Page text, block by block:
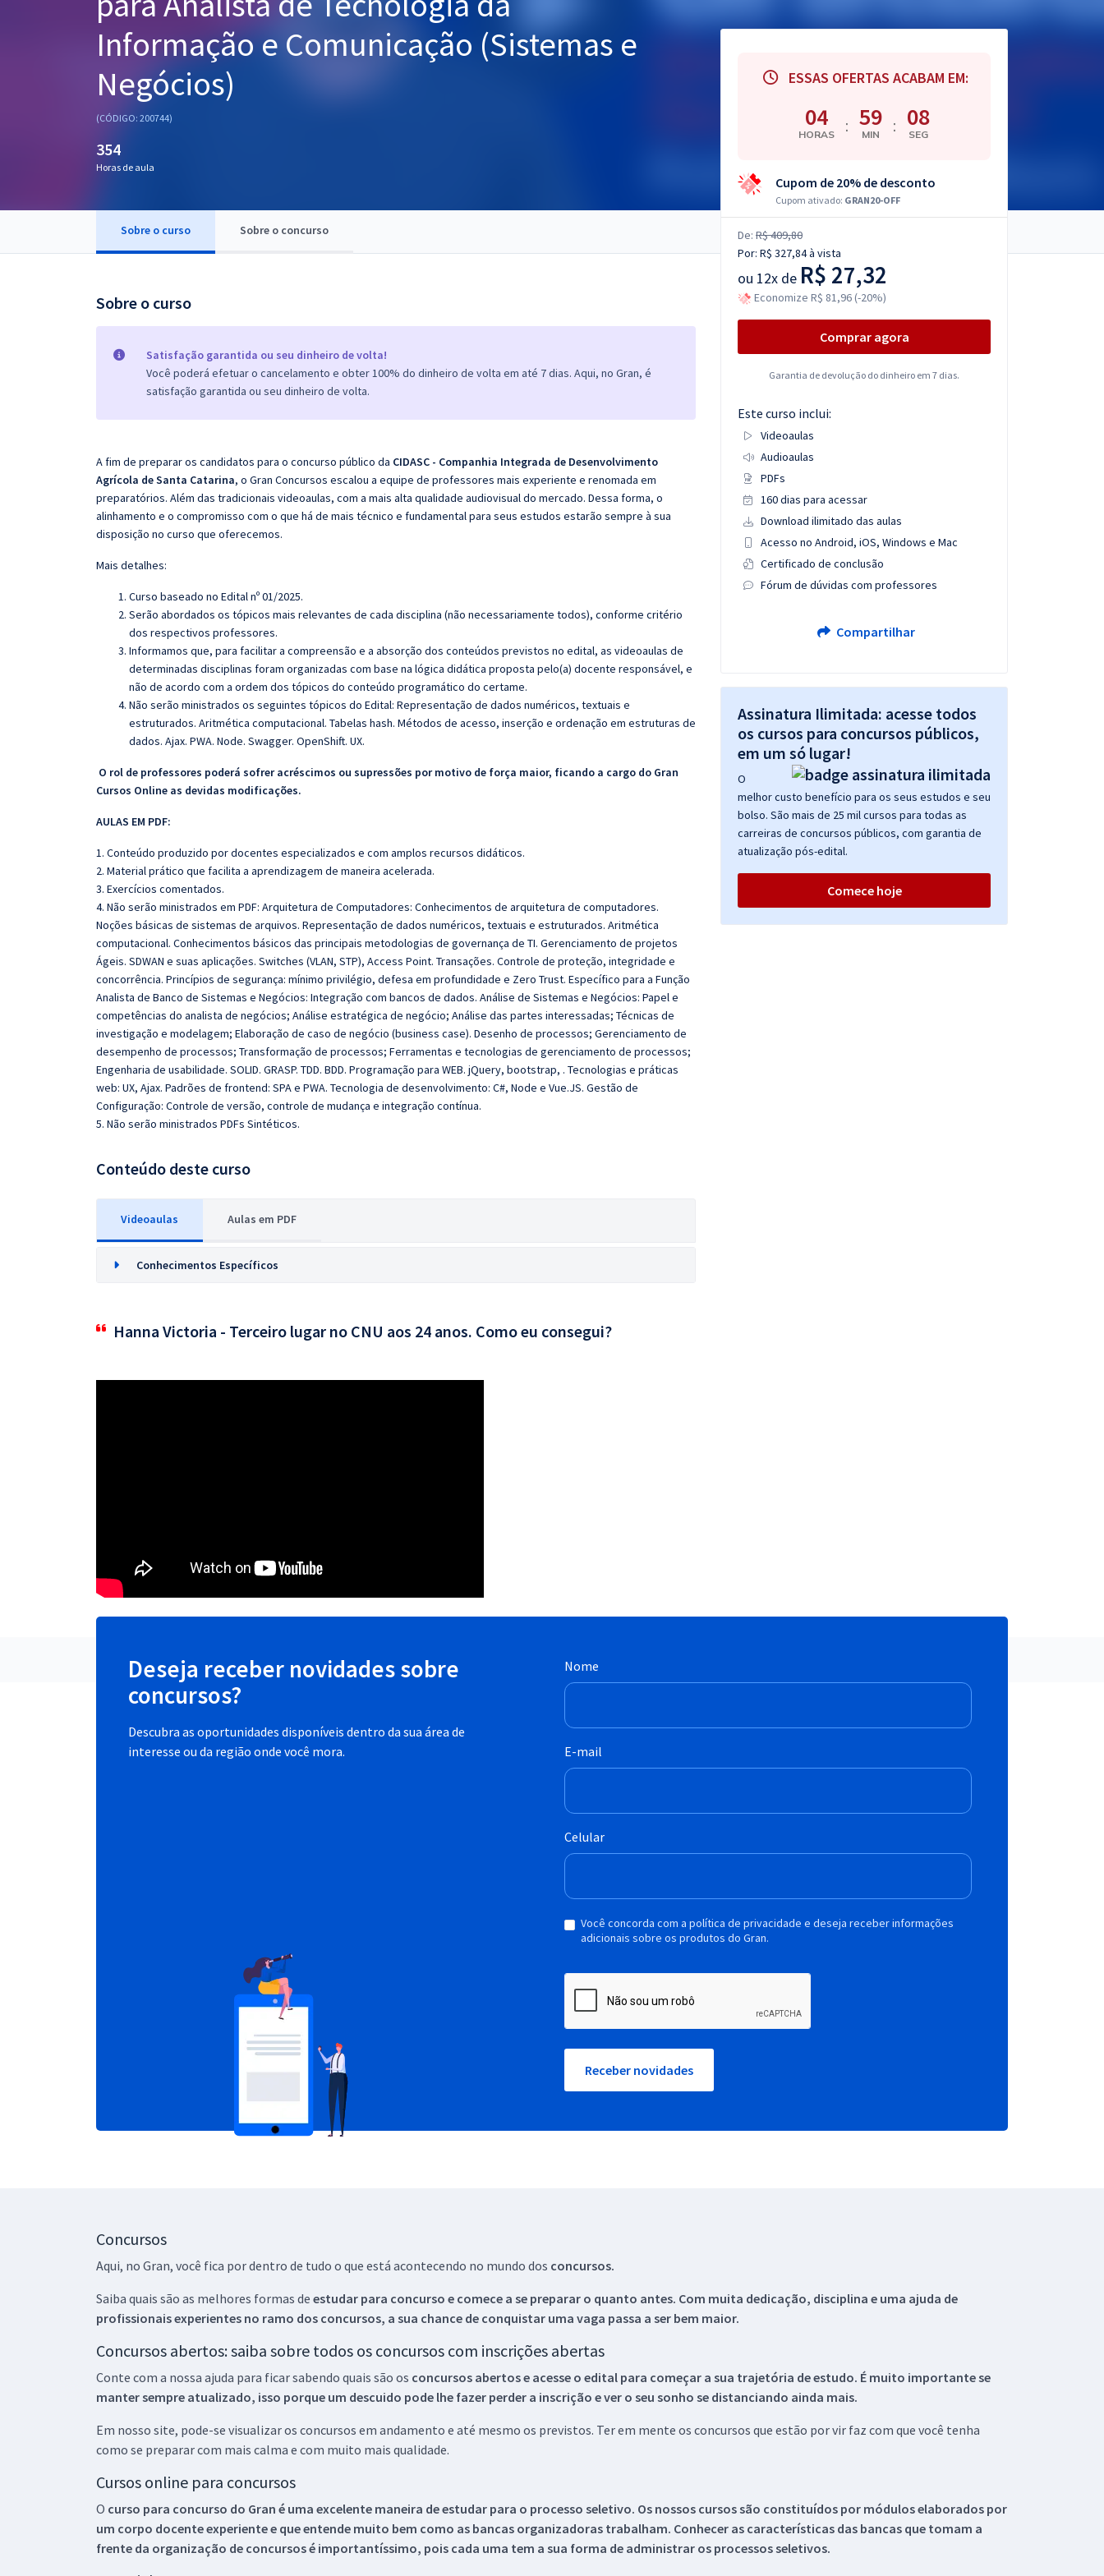
Questões grátis
Informação e Comunicação (Sistemas e
Negócios)
(CÓDIGO: 200744)
354
Horas de aula
Sobre o curso Sobre o concurso
Sobre o curso
Satisfação garantida ou seu dinheiro de volta!
Você poderá efetuar o cancelamento e obter 100% do dinheiro de volta em até 7 dias. Aqui, no Gran, é
satisfação garantida ou seu dinheiro de volta.
A fim de preparar os candidatos para o concurso público da CIDASC - Companhia Integrada de Desenvolvimento
Agrícola de Santa Catarina, o Gran Concursos escalou a equipe de professores mais experiente e renomada em
preparatórios. Além das tradicionais videoaulas, com a mais alta qualidade audiovisual do mercado. Dessa forma, o
alinhamento e o compromisso com o que há de mais técnico e fundamental para seus estudos estarão sempre à sua
disposição no curso que oferecemos.
Mais detalhes:
Curso baseado no Edital nº 01/2025.
Serão abordados os tópicos mais relevantes de cada disciplina (não necessariamente todos), conforme critério
dos respectivos professores.
Informamos que, para facilitar a compreensão e a absorção dos conteúdos previstos no edital, as videoaulas de
determinadas disciplinas foram organizadas com base na lógica didática proposta pelo(a) docente responsável, e
não de acordo com a ordem dos tópicos do conteúdo programático do certame.
Não serão ministrados os seguintes tópicos do Edital: Representação de dados numéricos, textuais e
estruturados. Aritmética computacional. Tabelas hash. Métodos de acesso, inserção e ordenação em estruturas de
dados. Ajax. PWA. Node. Swagger. OpenShift. UX.
O rol de professores poderá sofrer acréscimos ou supressões por motivo de força maior, ficando a cargo do Gran
Cursos Online as devidas modificações.
AULAS EM PDF:
1. Conteúdo produzido por docentes especializados e com amplos recursos didáticos.
2. Material prático que facilita a aprendizagem de maneira acelerada.
3. Exercícios comentados.
4. Não serão ministrados em PDF: Arquitetura de Computadores: Conhecimentos de arquitetura de computadores.
Noções básicas de sistemas de arquivos. Representação de dados numéricos, textuais e estruturados. Aritmética
computacional. Conhecimentos básicos das principais metodologias de governança de TI. Gerenciamento de projetos
Ágeis. SDWAN e suas aplicações. Switches (VLAN, STP), Access Point. Transações. Controle de proteção, integridade e
concorrência. Princípios de segurança: mínimo privilégio, defesa em profundidade e Zero Trust. Específico para a Função
Analista de Banco de Sistemas e Negócios: Integração com bancos de dados. Análise de Sistemas e Negócios: Papel e
competências do analista de negócios; Análise estratégica de negócio; Análise das partes interessadas; Técnicas de
investigação e modelagem; Elaboração de caso de negócio (business case). Desenho de processos; Gerenciamento de
desempenho de processos; Transformação de processos; Ferramentas e tecnologias de gerenciamento de processos;
Engenharia de usabilidade. SOLID. GRASP. TDD. BDD. Programação para WEB. jQuery, bootstrap, . Tecnologias e práticas
web: UX, Ajax. Padrões de frontend: SPA e PWA. Tecnologia de desenvolvimento: C#, Node e Vue.JS. Gestão de
Configuração: Controle de versão, controle de mudança e integração contínua.
5. Não serão ministrados PDFs Sintéticos.
Conteúdo deste curso
Videoaulas Aulas em PDF
Conhecimentos Específicos
Hanna Victoria - Terceiro lugar no CNU aos 24 anos. Como eu consegui?
ESSAS OFERTAS ACABAM EM:
04
HORAS : 59
MIN : 07
SEG
Cupom de 20% de desconto
Cupom ativado: GRAN20-OFF
De: R$ 409,80
Por: R$ 327,84à vista
ou 12x de R$ 27,32
Economize R$ 81,96 (-20%)
Comprar agora
Garantia de devolução do dinheiro em 7 dias.
Este curso inclui:
Videoaulas
Audioaulas
PDFs
160 dias para acessar
Download ilimitado das aulas
Acesso no Android, iOS, Windows e Mac
Certificado de conclusão
Fórum de dúvidas com professores
Compartilhar
Assinatura Ilimitada: acesse todos
os cursos para concursos públicos,
em um só lugar!
O
melhor custo benefício para os seus estudos e seu
bolso. São mais de 25 mil cursos para todas as
carreiras de concursos públicos, com garantia de
atualização pós-edital.
Comece hoje
Deseja receber novidades sobre
concursos?
Descubra as oportunidades disponíveis dentro da sua área de
interesse ou da região onde você mora.
Nome
E-mail
Celular
Você concorda com a política de privacidade e deseja receber informações
adicionais sobre os produtos do Gran.
Receber novidades
Concursos
Aqui, no Gran, você fica por dentro de tudo o que está acontecendo no mundo dos concursos.
Saiba quais são as melhores formas de estudar para concurso e comece a se preparar o quanto antes. Com muita dedicação, disciplina e uma ajuda de
profissionais experientes no ramo dos concursos, a sua chance de conquistar uma vaga passa a ser bem maior.
Concursos abertos: saiba sobre todos os concursos com inscrições abertas
Conte com a nossa ajuda para ficar sabendo quais são os concursos abertos e acesse o edital para começar a sua trajetória de estudo. É muito importante se
manter sempre atualizado, isso porque um descuido pode lhe fazer perder a inscrição e ver o seu sonho se distanciando ainda mais.
Em nosso site, pode-se visualizar os concursos em andamento e até mesmo os previstos. Ter em mente os concursos que estão por vir faz com que você tenha
como se preparar com mais calma e com muito mais qualidade.
Cursos online para concursos
O curso para concurso do Gran é uma excelente maneira de estudar para o processo seletivo. Os nossos cursos são constituídos por módulos elaborados por
um corpo docente experiente e que entende muito bem como as bancas organizadoras trabalham. Conhecer as características das bancas que tomam a
frente da organização de concursos é importantíssimo, pois cada uma tem a sua forma de administrar os processos seletivos.